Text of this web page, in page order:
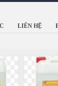
LIÊN HỆ